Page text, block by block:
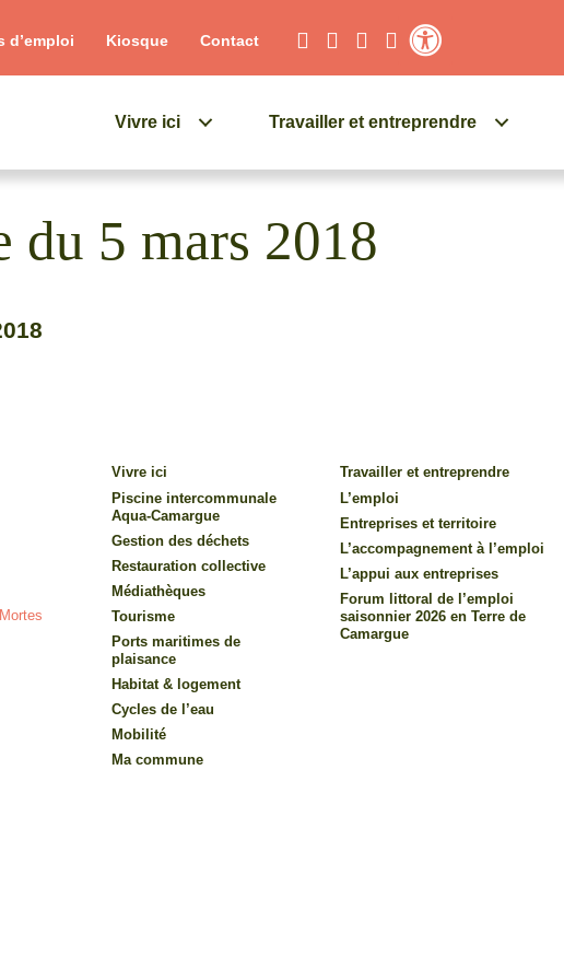
d’emploi Kiosque
Contact
Vivre ici Travailler et entreprendre
du 5 mars 2018
Vivre ici
Piscine intercommunale
Aqua-Camargue
Gestion des déchets
Restauration collective
Médiathèques
Tourisme
Ports maritimes de
plaisance
Habitat & logement
Cycles de l’eau
Mobilité
Ma commune
Travailler et entreprendre
L’emploi
Entreprises et territoire
L’accompagnement à l’emploi
L’appui aux entreprises
Forum littoral de l’emploi
saisonnier 2026 en Terre de
Camargue